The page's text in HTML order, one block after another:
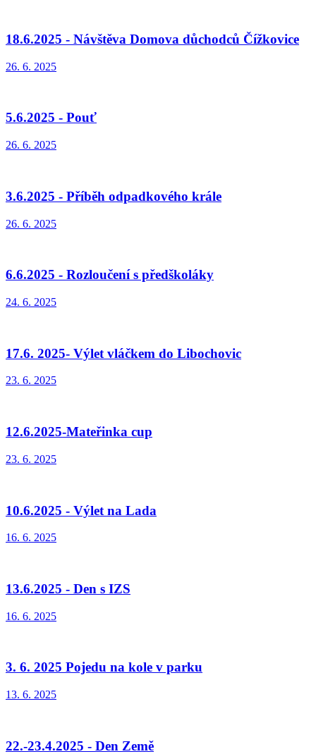
18.6.2025 - Návštěva Domova důchodců Čížkovice
26. 6. 2025
5.6.2025 - Pouť
26. 6. 2025
3.6.2025 - Příběh odpadkového krále
26. 6. 2025
6.6.2025 - Rozloučení s předškoláky
24. 6. 2025
17.6. 2025- Výlet vláčkem do Libochovic
23. 6. 2025
12.6.2025-Mateřinka cup
23. 6. 2025
10.6.2025 - Výlet na Lada
16. 6. 2025
13.6.2025 - Den s IZS
16. 6. 2025
3. 6. 2025 Pojedu na kole v parku
13. 6. 2025
22.-23.4.2025 - Den Země